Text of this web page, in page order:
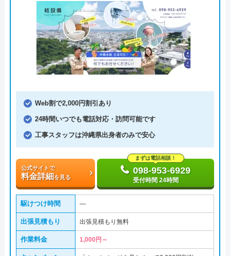
Web割で2,000円割引あり
24時間いつでも電話対応・訪問可能です
工事スタッフは沖縄県出身者のみで安心
公式サイトで
料金詳細を見る
まずは電話相談！
098-953-6929
受付時間 24時間
駆けつけ時間 ―
出張見積もり 出張見積もり無料
作業料金 1,000円～